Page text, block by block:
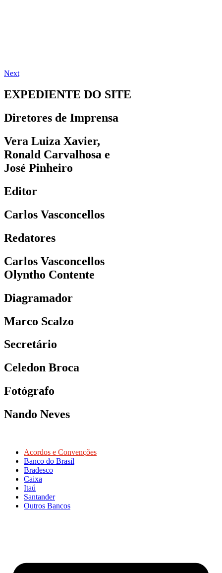
Next
EXPEDIENTE DO SITE
Diretores de Imprensa
Vera Luiza Xavier,
Ronald Carvalhosa e
José Pinheiro
Editor
Carlos Vasconcellos
Redatores
Carlos Vasconcellos
Olyntho Contente
Diagramador
Marco Scalzo
Secretário
Celedon Broca
Fotógrafo
Nando Neves
Acordos e Convenções
Banco do Brasil
Bradesco
Caixa
Itaú
Santander
Outros Bancos